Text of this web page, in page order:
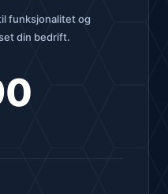
funksjonalitet og
din bedrift.